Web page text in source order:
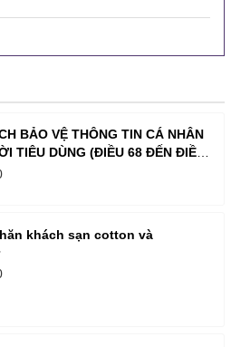
BẢO VỆ THÔNG TIN CÁ NHÂN
TIÊU DÙNG (ĐIỀU 68 ĐẾN ĐIỀU
THẤT LAVENDER
khách sạn cotton và